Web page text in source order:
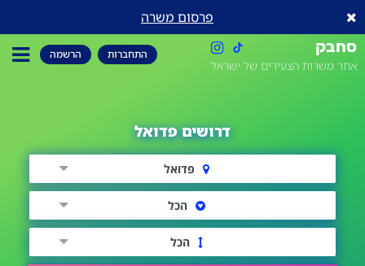
פרסום משרה
סחבק
אתר משרות הצעירים של ישראל
התחברות הרשמה
דרושים פדואל
פדואל
הכל
הכל